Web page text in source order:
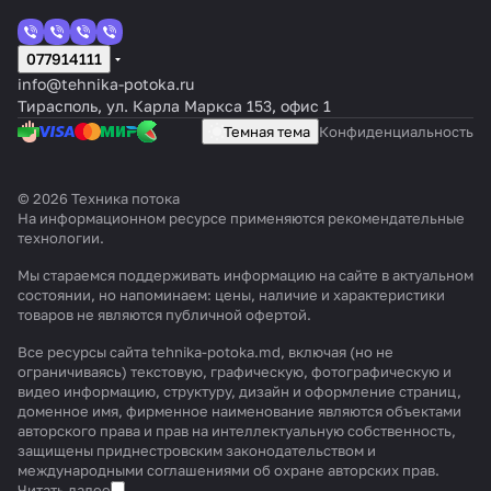
077914111
info@tehnika-potoka.ru
Тирасполь, ул. Карла Маркса 153, офис 1
Темная тема Конфиденциальность
© 2026 Техника потока
На информационном ресурсе применяются рекомендательные
технологии.
Мы стараемся поддерживать информацию на сайте в актуальном
состоянии, но напоминаем: цены, наличие и характеристики
товаров не являются публичной офертой.
Все ресурсы сайта tehnika-potoka.md, включая (но не
ограничиваясь) текстовую, графическую, фотографическую и
видео информацию, структуру, дизайн и оформление страниц,
доменное имя, фирменное наименование являются объектами
авторского права и прав на интеллектуальную собственность,
защищены приднестровским законодательством и
международными соглашениями об охране авторских прав.